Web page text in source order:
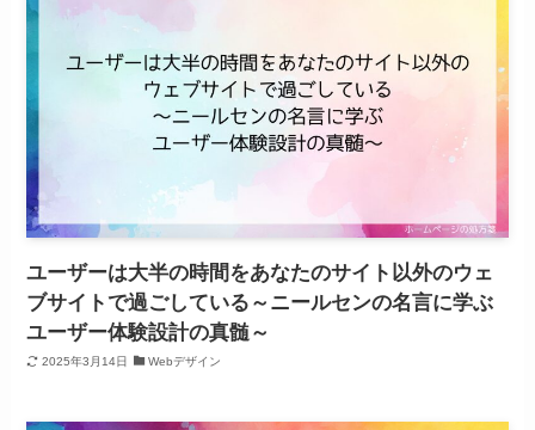
ユーザーは大半の時間をあなたのサイト以外のウェ
ブサイトで過ごしている～ニールセンの名言に学ぶ
ユーザー体験設計の真髄～
2025年3月14日 Webデザイン